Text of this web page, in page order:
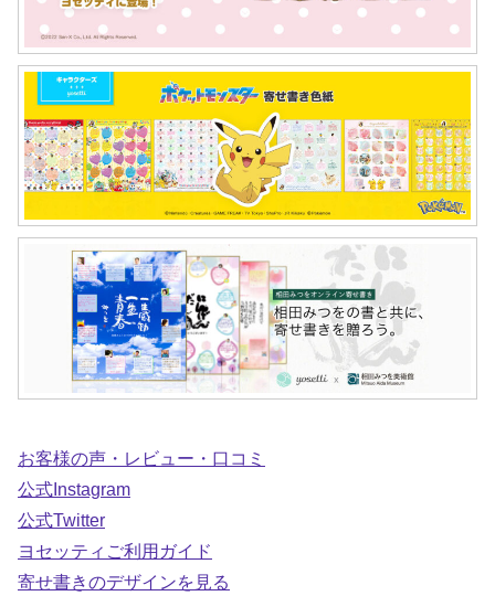
お客様の声・レビュー・口コミ
公式Instagram
公式Twitter
ヨセッティご利用ガイド
寄せ書きのデザインを見る